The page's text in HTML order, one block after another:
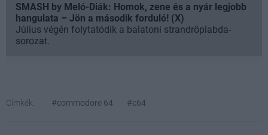
SMASH by Meló-Diák: Homok, zene és a nyár legjobb
hangulata – Jön a második forduló! (X)
Július végén folytatódik a balatoni strandröplabda-
sorozat.
Címkék: #commodore 64 #c64